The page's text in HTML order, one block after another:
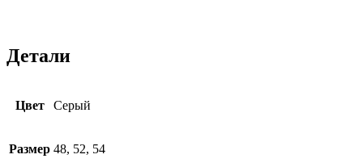
Детали
Цвет Серый
Размер 48, 52, 54